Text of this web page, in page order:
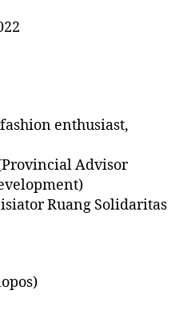
enthusiast,
Advisor
Ruang Solidaritas